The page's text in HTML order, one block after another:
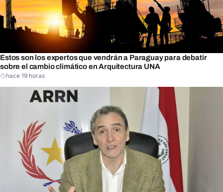
Estos son los expertos que vendrán a Paraguay para debatir
sobre el cambio climático en Arquitectura UNA
hace 19 horas